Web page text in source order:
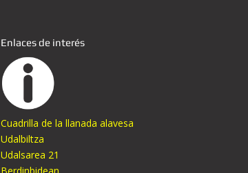
Enlaces de interés
Cuadrilla de la llanada alavesa
Udalbiltza
Udalsarea 21
Berdinbidean